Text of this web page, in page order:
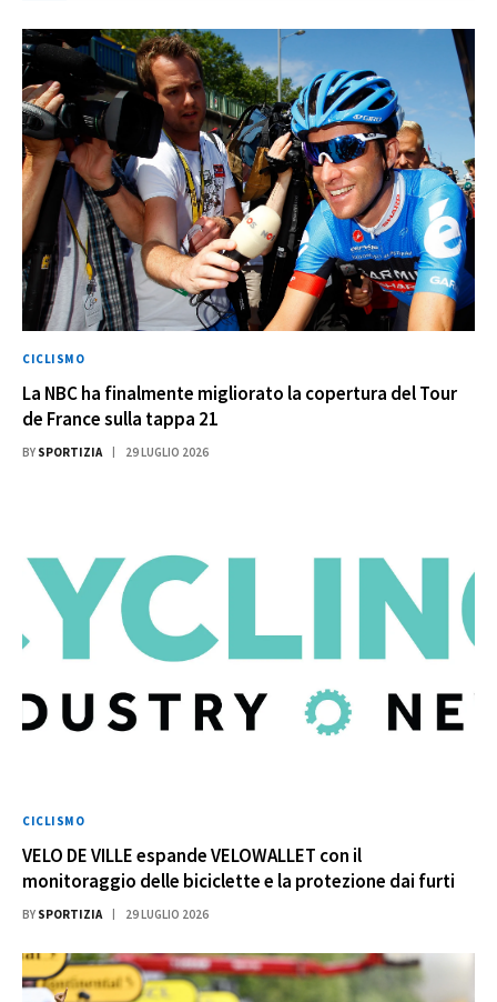
CICLISMO
La NBC ha finalmente migliorato la copertura del Tour
de France sulla tappa 21
BY SPORTIZIA 29 LUGLIO 2026
CICLISMO
VELO DE VILLE espande VELOWALLET con il
monitoraggio delle biciclette e la protezione dai furti
BY SPORTIZIA 29 LUGLIO 2026